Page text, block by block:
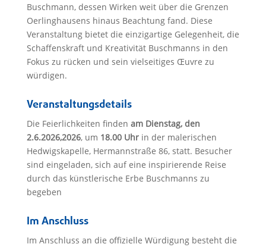
Buschmann, dessen Wirken weit über die Grenzen
Oerlinghausens hinaus Beachtung fand. Diese
Veranstaltung bietet die einzigartige Gelegenheit, die
Schaffenskraft und Kreativität Buschmanns in den
Fokus zu rücken und sein vielseitiges Œuvre zu
würdigen.
Veranstaltungsdetails
Die Feierlichkeiten finden am Dienstag, den
2.6.2026,2026, um 18.00 Uhrin der malerischen
Hedwigskapelle, Hermannstraße 86, statt. Besucher
sind eingeladen, sich auf eine inspirierende Reise
durch das künstlerische Erbe Buschmanns zu
begeben
Im Anschluss
Im Anschluss an die offizielle Würdigung besteht die